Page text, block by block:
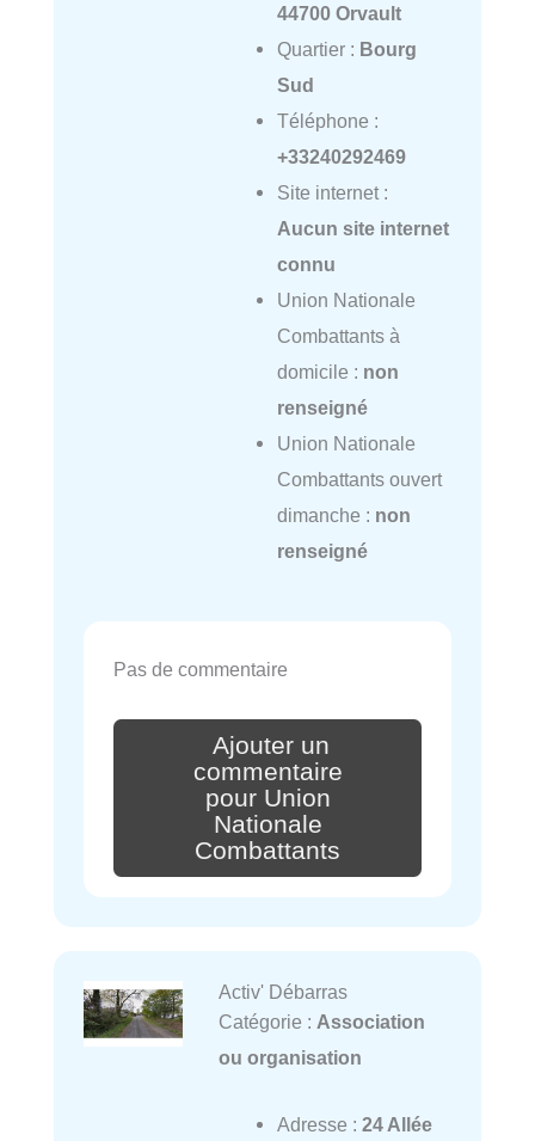
44700 Orvault
Quartier : Bourg
Sud
Téléphone :
+33240292469
Site internet :
Aucun site internet
connu
Union Nationale
Combattants à
domicile : non
renseigné
Union Nationale
Combattants ouvert
dimanche : non
renseigné
Pas de commentaire
Ajouter un
commentaire
pour Union
Nationale
Combattants
Activ' Débarras
Catégorie : Association
ou organisation
Adresse : 24 Allée